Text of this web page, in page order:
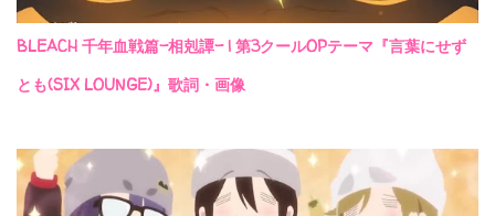
BLEACH 千年血戦篇-相剋譚- | 第3クールOPテーマ『言葉にせず
とも(SIX LOUNGE)』歌詞・画像